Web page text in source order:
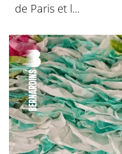
de Paris et l...